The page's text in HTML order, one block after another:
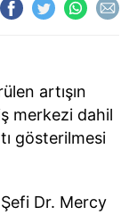
artışın
merkezi dahil
gösterilmesi
Şefi Dr. Mercy